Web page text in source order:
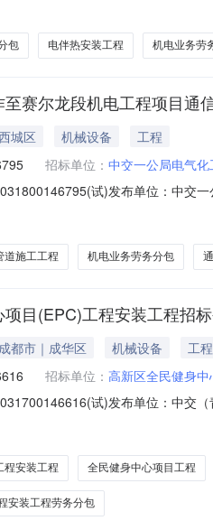
试)）1.招标条件本招标项目茂
包 电伴热安装工程 机电业务劳
赛尔龙段机电工程项目通
城区 机械设备
工程
招标单位： 中交一公局电气
试)发布单位：中交
招标公告.pdf
道施工工程 机电业务劳务分包
目(EPC)工程安装工程招
都市｜成华区 机械设备
工程
招标单位： 高新区全民健身中
试)发布单位：中交
新区全民健身中心项目(EPC)工程
程安装工程 全民健身中心项目工程
安装工程劳务分包